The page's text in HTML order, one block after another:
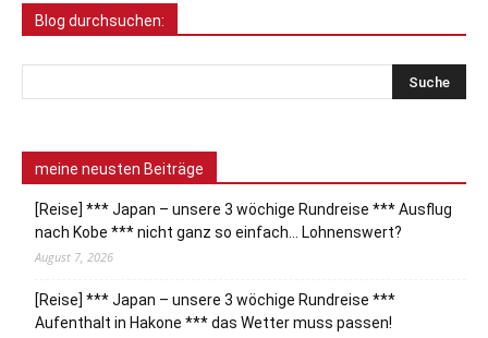
Blog durchsuchen:
meine neusten Beiträge
[Reise] *** Japan – unsere 3 wöchige Rundreise *** Ausflug
nach Kobe *** nicht ganz so einfach… Lohnenswert?
August 7, 2026
[Reise] *** Japan – unsere 3 wöchige Rundreise ***
Aufenthalt in Hakone *** das Wetter muss passen!